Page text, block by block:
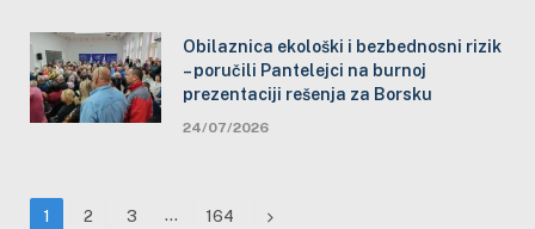
Obilaznica ekološki i bezbednosni rizik
– poručili Pantelejci na burnoj
prezentaciji rešenja za Borsku
24/07/2026
1 2 3 … 164 Next